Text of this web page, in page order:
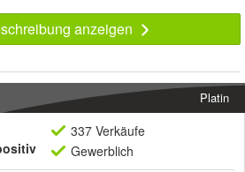
anzeigen
Platin
337 Verkäufe
Gewerblich